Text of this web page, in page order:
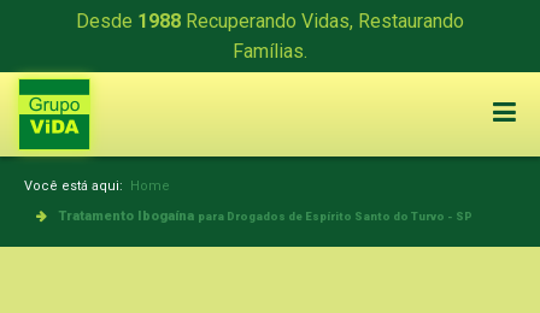
Desde 1988 Recuperando Vidas, Restaurando
Famílias.
Você está aqui: Home
Tratamento Ibogaína para Drogados de Espírito Santo do Turvo - SP